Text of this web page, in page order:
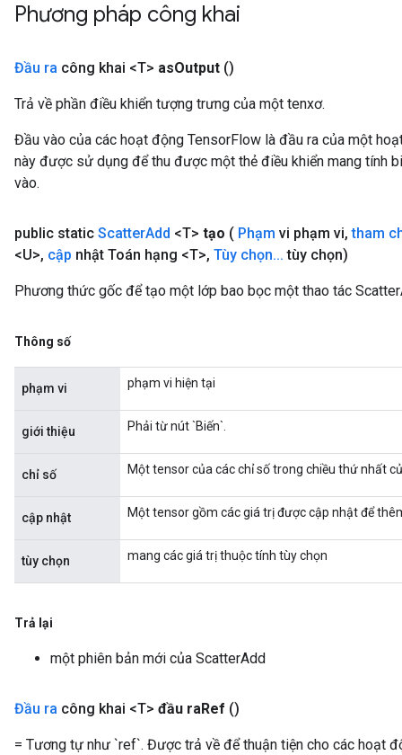
Phương pháp công khai
Đầu ra công khai <T> asOutput ()
Trả về phần điều khiển tượng trưng của một tenxơ.
Đầu vào của các hoạt động TensorFlow là đầu ra của một
này được sử dụng để thu được một thẻ điều khiển mang tính
vào.
public static ScatterAdd <T> tạo ( Phạm vi phạm vi, tham
<U>, cập nhật Toán hạng <T>, Tùy chọn... tùy chọn)
Phương thức gốc để tạo một lớp bao bọc một thao tác
Thông số
phạm vi phạm vi hiện tại
giới thiệu Phải từ nút `Biến`.
chỉ số Một tensor của các chỉ số trong chiều thứ nhất
cập nhật Một tensor gồm các giá trị được cập nhật để
tùy chọn mang các giá trị thuộc tính tùy chọn
Trả lại
một phiên bản mới của ScatterAdd
Đầu ra công khai <T> đầu raRef ()
= Tương tự như `ref`. Được trả về để thuận tiện cho các hoạt